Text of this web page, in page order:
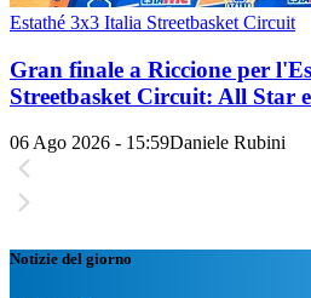
Estathé 3x3 Italia Streetbasket Circuit
Gran finale a Riccione per
Streetbasket Circuit: All Star
06 Ago 2026 - 15:59Daniele Rubini
Notizie del giorno